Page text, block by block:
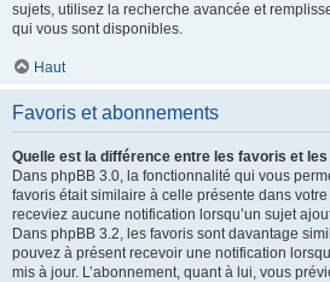
sujets, utilisez la recherche avancée et
qui vous sont disponibles.
Haut
Favoris et abonnements
Quelle est la différence entre les favoris et
Dans phpBB 3.0, la fonctionnalité qui vous
favoris était similaire à celle présente dans
receviez aucune notification lorsqu’un sujet
Dans phpBB 3.2, les favoris sont davantage
pouvez à présent recevoir une notification
mis à jour. L’abonnement, quant à lui, vous